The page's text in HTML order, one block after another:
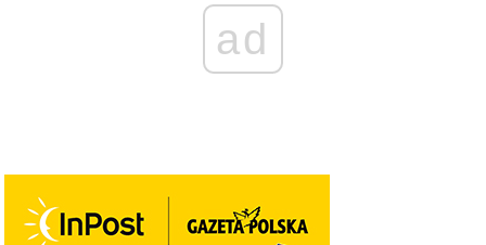
ad